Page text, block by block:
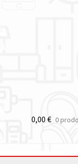
0,00 € 0